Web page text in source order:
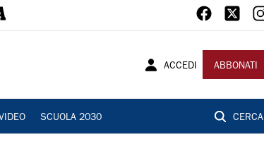
ACCEDI ABBONATI
SCUOLA 2030 CERCA